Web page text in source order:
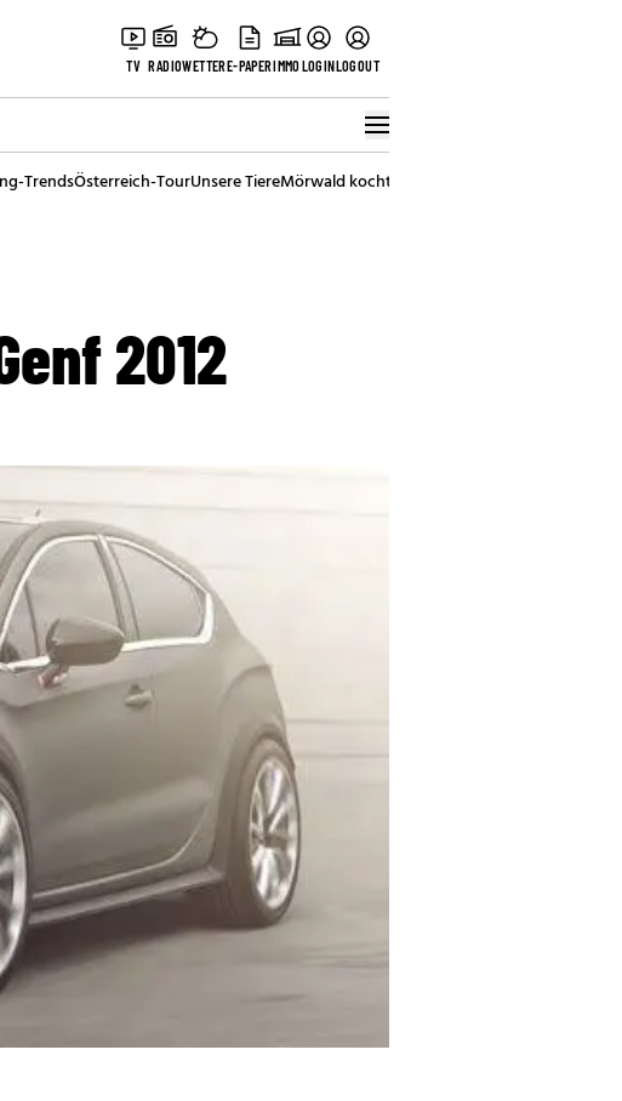
TV RADIOWETTERE-PAPERIMMOLOGINLOGOUT
TrendsÖsterreich-TourUnsere TiereMörwald kocht
2012